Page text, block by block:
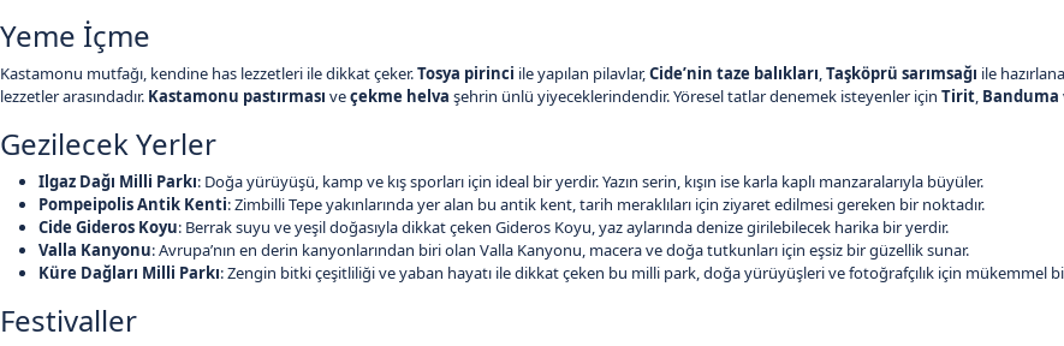
Yeme İçme
Kastamonu mutfağı, kendine has lezzetleri ile dikkat çeker.Tosya pirinci ile yapılan pilavlar,Cide’nin taze balıkları,Taşköprü sarımsağı ile
lezzetler arasındadır. Kastamonu pastırması veçekme helva şehrin ünlü yiyeceklerindendir. Yöresel tatlar denemek isteyenler için Tirit, Banduma
Gezilecek Yerler
Ilgaz Dağı Milli Parkı: Doğa yürüyüşü, kamp ve kış sporları için ideal bir yerdir. Yazın serin, kışın ise karla kaplı manzaralarıyla büyüler.
Pompeipolis Antik Kenti: Zimbilli Tepe yakınlarında yer alan bu antik kent, tarih meraklıları için ziyaret edilmesi gereken bir noktadır.
Cide Gideros Koyu: Berrak suyu ve yeşil doğasıyla dikkat çeken Gideros Koyu, yaz aylarında denize girilebilecek harika bir yerdir.
Valla Kanyonu: Avrupa’nın en derin kanyonlarından biri olan Valla Kanyonu, macera ve doğa tutkunları için eşsiz bir güzellik sunar.
Küre Dağları Milli Parkı: Zengin bitki çeşitliliği ve yaban hayatı ile dikkat çeken bu milli park, doğa yürüyüşleri ve fotoğrafçılık için mükemmel
Festivaller